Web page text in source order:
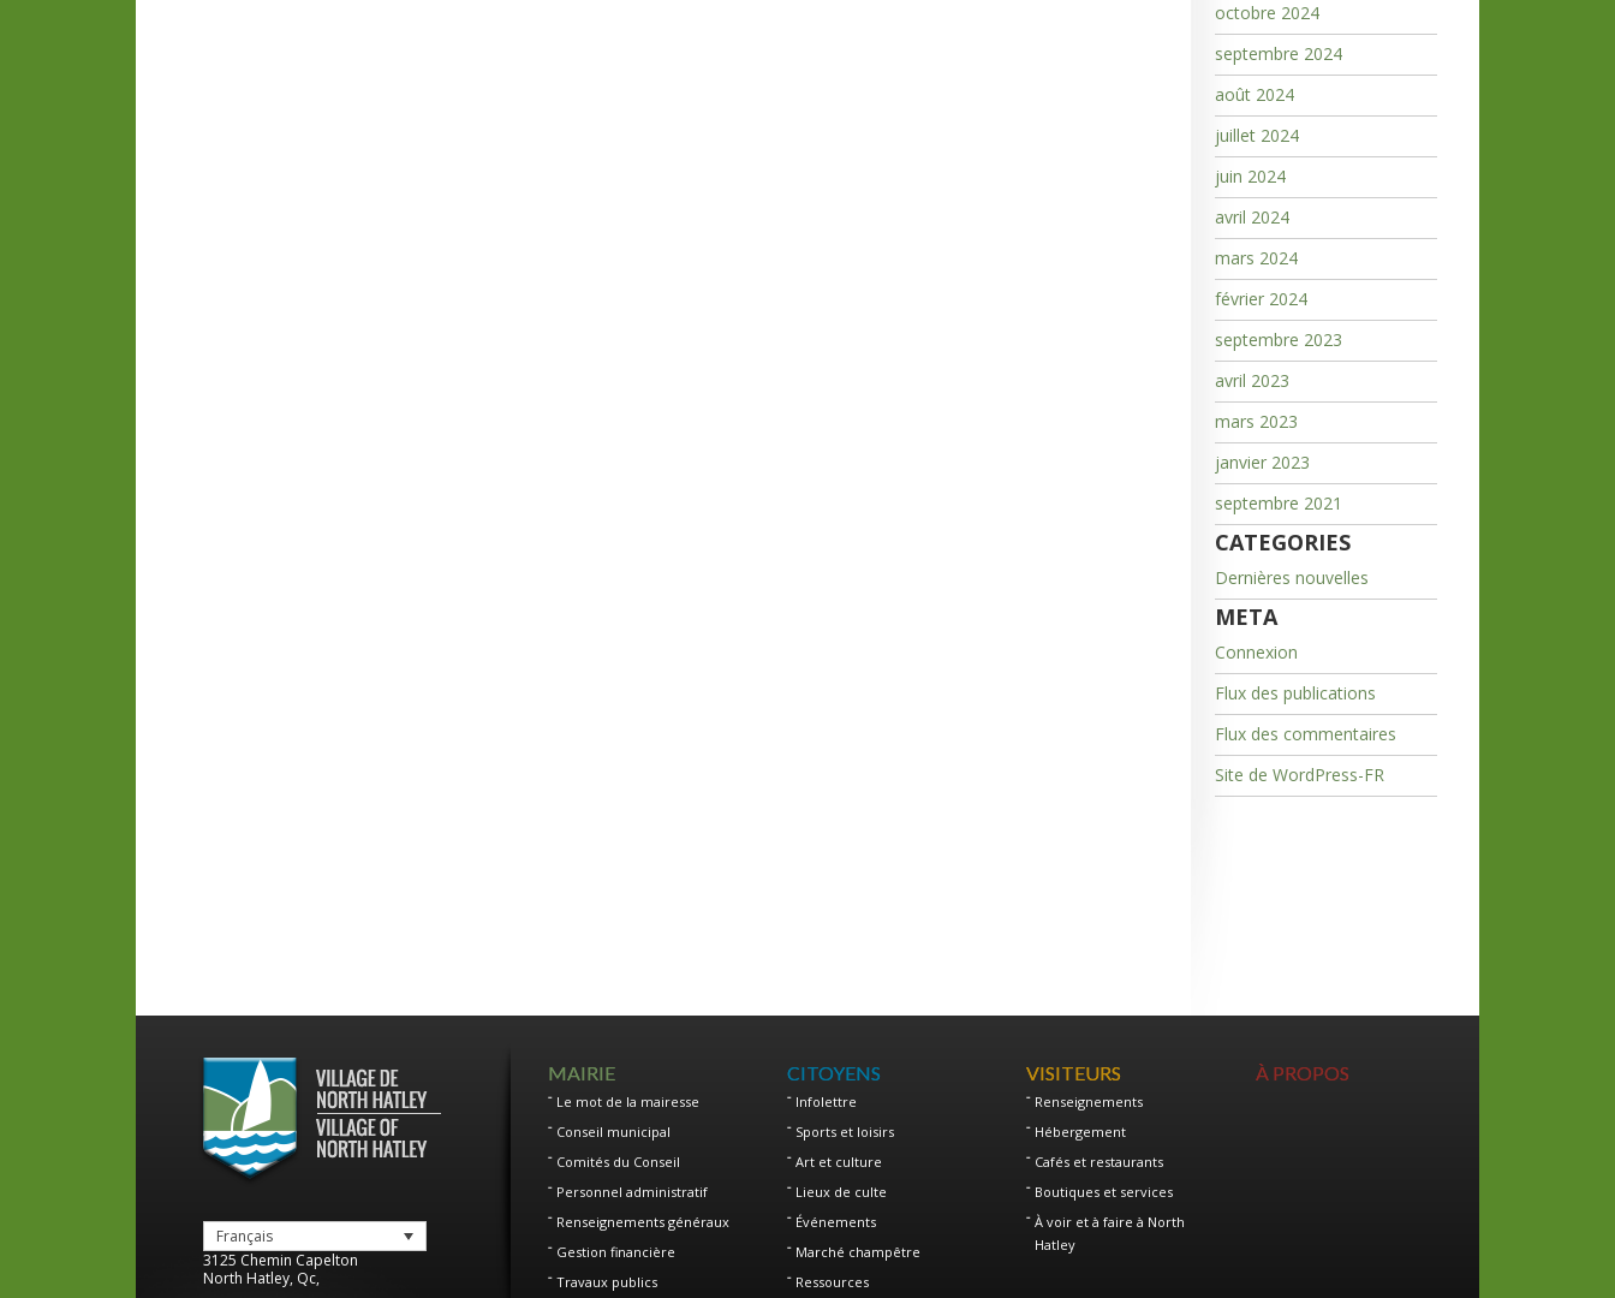
octobre 2024
septembre 2024
août 2024
juillet 2024
juin 2024
avril 2024
mars 2024
février 2024
septembre 2023
avril 2023
mars 2023
janvier 2023
septembre 2021
CATEGORIES
Dernières nouvelles
META
Connexion
Flux des publications
Flux des commentaires
Site de WordPress-FR
Français
3125 Chemin Capelton
North Hatley, Qc,
MAIRIE
Le mot de la mairesse
Conseil municipal
Comités du Conseil
Personnel administratif
Renseignements généraux
Gestion financière
Travaux publics
CITOYENS
Infolettre
Sports et loisirs
Art et culture
Lieux de culte
Événements
Marché champêtre
Ressources
VISITEURS
Renseignements
Hébergement
Cafés et restaurants
Boutiques et services
À voir et à faire à North
Hatley
À PROPOS